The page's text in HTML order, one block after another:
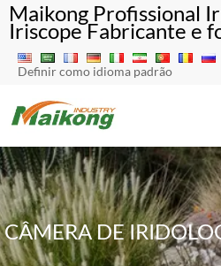
Maikong Profissional
Iriscope Fabricante e
Definir como idioma padrão
CÂMERA DE